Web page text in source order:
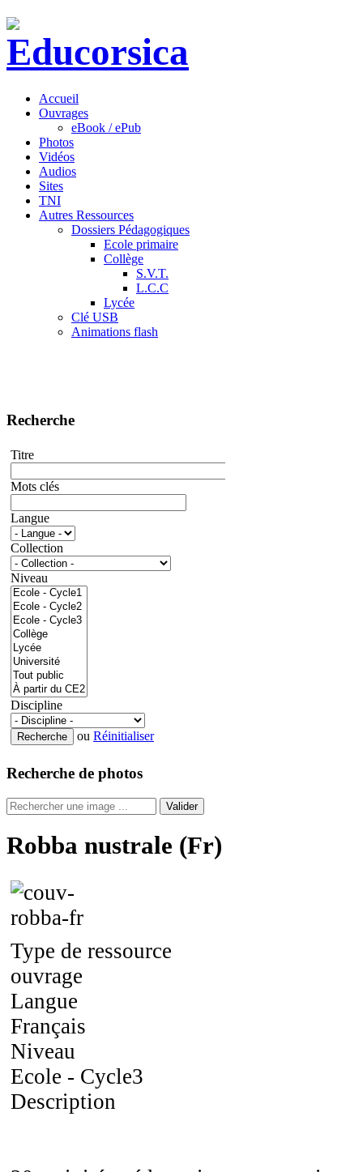
Accueil
Ouvrages
eBook / ePub
Photos
Vidéos
Audios
Sites
TNI
Autres Ressources
Dossiers Pédagogiques
Ecole primaire
Collège
S.V.T.
L.C.C
Lycée
Clé USB
Animations flash
Recherche
Titre
Mots clés
Langue
Collection
Niveau
Discipline
ou Réinitialiser
Recherche de photos
Valider
Robba nustrale (Fr)
Type de ressource
ouvrage
Langue
Français
Niveau
Ecole - Cycle3
Description